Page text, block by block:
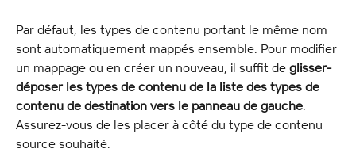
Par défaut, les types de contenu portant le même nom
sont automatiquement mappés ensemble. Pour modifier
un mappage ou en créer un nouveau, il suffit de glisser-
déposer les types de contenu de la liste des types de
contenu de destination vers le panneau de gauche.
Assurez-vous de les placer à côté du type de contenu
source souhaité.